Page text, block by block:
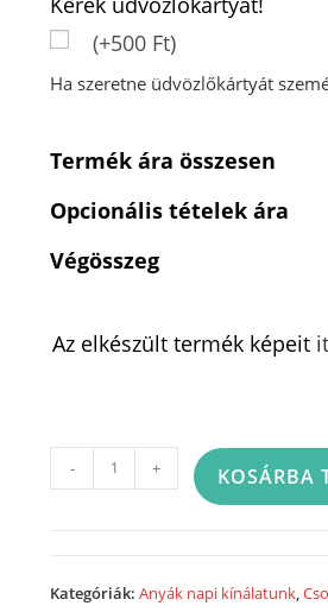
(+500 Ft)
Ha szeretne üdvözlőkártyát
Termék ára összesen
Opcionális tételek ára
Végösszeg
Az elkészült termék képeit
Rózsacsokor
vegyes
- + KOSÁRBA
Kategóriák:Anyák napi kínálatunk,